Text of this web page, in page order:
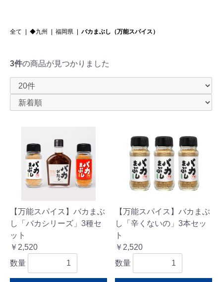
全て | ◆九州 | 福岡県 | バカまぶし（万能スパイス）
3件の商品が見つかりました
【万能スパイス】バカまぶ
し「バカシリーズ」3種セ
ット
￥2,520
数量
【万能スパイス】バカまぶ
し「辛くないの」3本セッ
ト
￥2,520
数量